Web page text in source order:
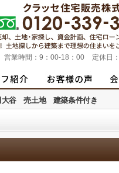
営業時間： 9：00-18：00 定休日：
大谷 売土地 建築条件付き